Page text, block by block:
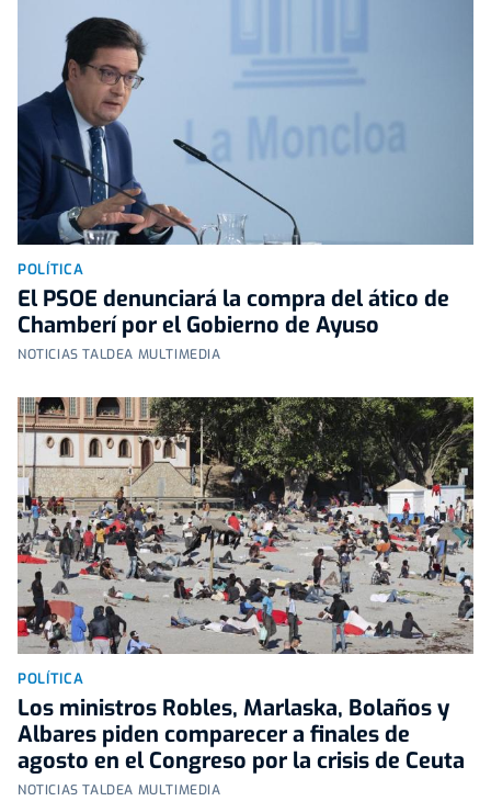
POLÍTICA
El PSOE denunciará la compra del ático de
Chamberí por el Gobierno de Ayuso
NOTICIAS TALDEA MULTIMEDIA
POLÍTICA
Los ministros Robles, Marlaska, Bolaños y
Albares piden comparecer a finales de
agosto en el Congreso por la crisis de Ceuta
NOTICIAS TALDEA MULTIMEDIA